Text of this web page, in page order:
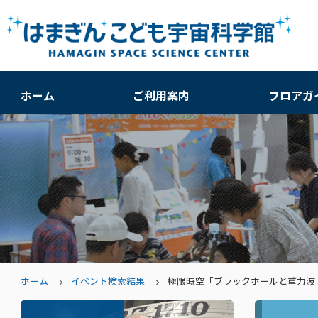
ホーム ご利用案内 フロアガ
ホーム イベント検索結果 極限時空「ブラックホールと重力波